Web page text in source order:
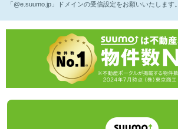
「@e.suumo.jp」ドメインの受信設定をお願いいたします。